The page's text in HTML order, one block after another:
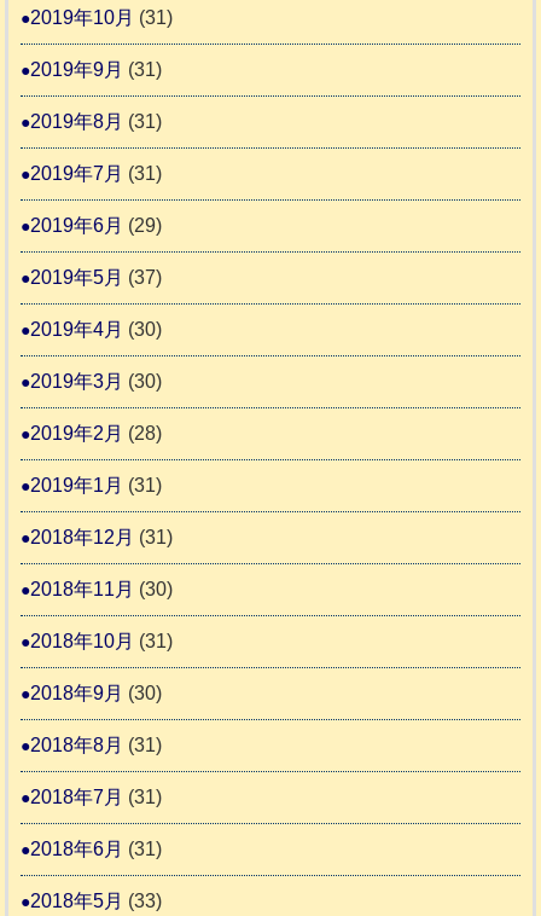
2019年10月 (31)
2019年9月 (31)
2019年8月 (31)
2019年7月 (31)
2019年6月 (29)
2019年5月 (37)
2019年4月 (30)
2019年3月 (30)
2019年2月 (28)
2019年1月 (31)
2018年12月 (31)
2018年11月 (30)
2018年10月 (31)
2018年9月 (30)
2018年8月 (31)
2018年7月 (31)
2018年6月 (31)
2018年5月 (33)